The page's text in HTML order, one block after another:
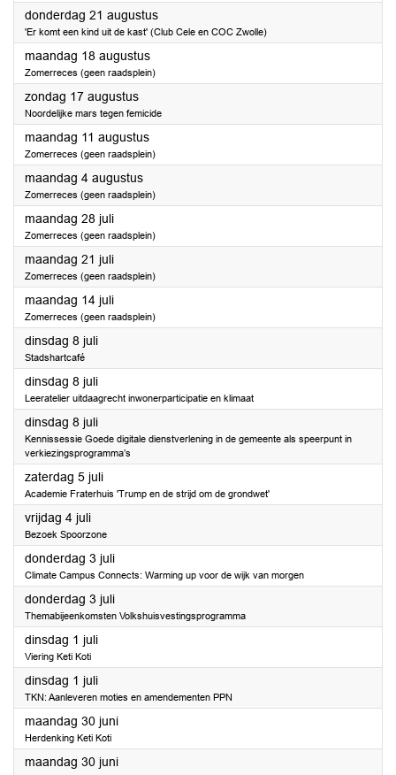
donderdag 21 augustus2025
'Er komt een kind uit de kast' (Club Cele en COC Zwolle)
maandag 18 augustus2025
Zomerreces (geen raadsplein)
zondag 17 augustus2025
Noordelijke mars tegen femicide
maandag 11 augustus2025
Zomerreces (geen raadsplein)
maandag 4 augustus2025
Zomerreces (geen raadsplein)
maandag 28 juli2025
Zomerreces (geen raadsplein)
maandag 21 juli2025
Zomerreces (geen raadsplein)
maandag 14 juli2025
Zomerreces (geen raadsplein)
dinsdag 8 juli2025
Stadshartcafé
dinsdag 8 juli2025
Leeratelier uitdaagrecht inwonerparticipatie en klimaat
dinsdag 8 juli2025
Kennissessie Goede digitale dienstverlening in de gemeente als speerpunt in
verkiezingsprogramma’s
zaterdag 5 juli2025
Academie Fraterhuis 'Trump en de strijd om de grondwet'
vrijdag 4 juli2025
Bezoek Spoorzone
donderdag 3 juli2025
Climate Campus Connects: Warming up voor de wijk van morgen
donderdag 3 juli2025
Themabijeenkomsten Volkshuisvestingsprogramma
dinsdag 1 juli2025
Viering Keti Koti
dinsdag 1 juli2025
TKN: Aanleveren moties en amendementen PPN
maandag 30 juni2025
Herdenking Keti Koti
maandag 30 juni2025